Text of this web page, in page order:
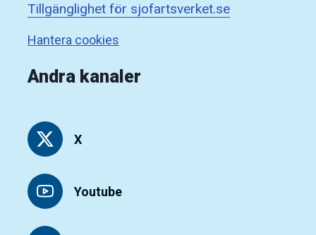
Tillgänglighet för sjofartsverket.se
Hantera cookies
Andra kanaler
X
Youtube